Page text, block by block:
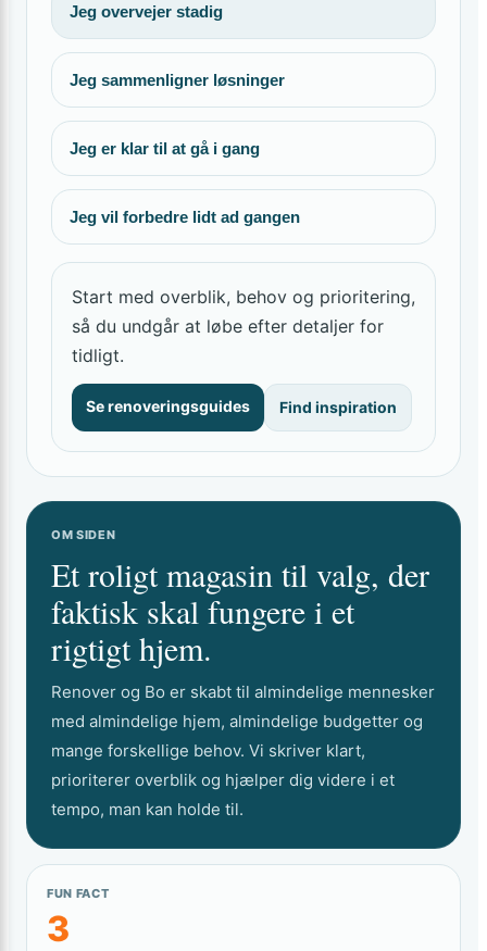
Jeg overvejer stadig
Jeg sammenligner løsninger
Jeg er klar til at gå i gang
Jeg vil forbedre lidt ad gangen
Start med overblik, behov og prioritering,
så du undgår at løbe efter detaljer for
tidligt.
Se renoveringsguides Find inspiration
OM SIDEN
Et roligt magasin til valg, der
faktisk skal fungere i et
rigtigt hjem.
Renover og Bo er skabt til almindelige mennesker
med almindelige hjem, almindelige budgetter og
mange forskellige behov. Vi skriver klart,
prioriterer overblik og hjælper dig videre i et
tempo, man kan holde til.
FUN FACT
3